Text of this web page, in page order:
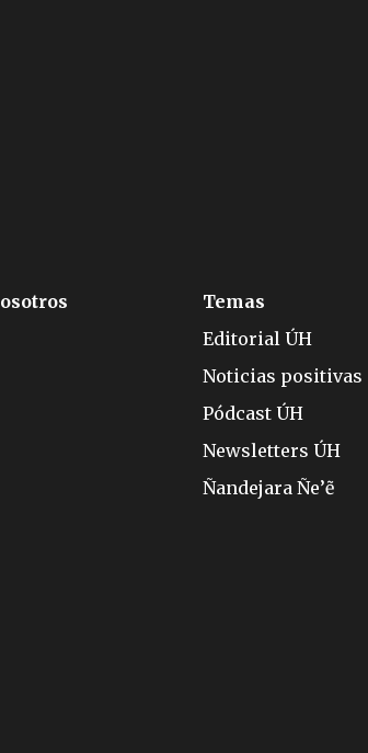
Temas
Editorial ÚH
Noticias positivas
Pódcast ÚH
Newsletters ÚH
Ñandejara Ñe’ẽ